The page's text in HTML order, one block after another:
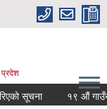
प्रदेश
सूचना १९ औं